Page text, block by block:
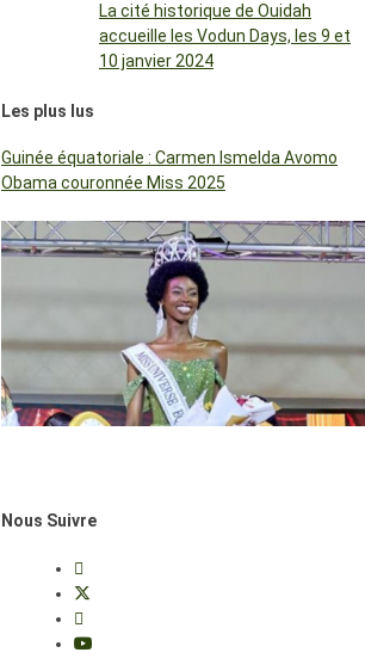
La cité historique de Ouidah
accueille les Vodun Days, les 9 et
10 janvier 2024
Les plus lus
Guinée équatoriale : Carmen Ismelda Avomo
Obama couronnée Miss 2025
Nous Suivre